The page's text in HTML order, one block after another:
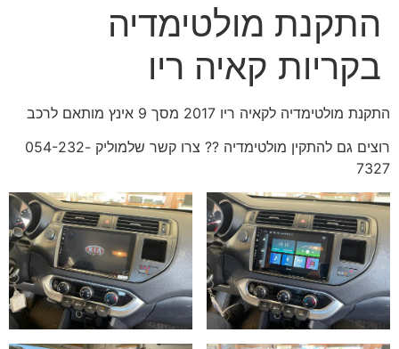
התקנת מולטימדיה
בקריות קאיה ריו
התקנת מולטימדיה לקאיה ריו 2017 מסך 9 אינץ מותאם לרכב
רוצים גם להתקין מולטימדיה ?? צרו קשר שלמוליק 054-232-
7327